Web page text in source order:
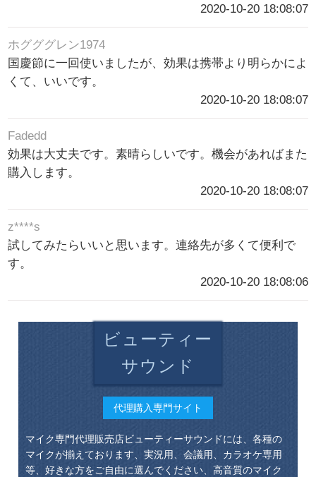
2020-10-20 18:08:07
ホグググレン1974
国慶節に一回使いましたが、効果は携帯より明らかによ
くて、いいです。
2020-10-20 18:08:07
Fadedd
効果は大丈夫です。素晴らしいです。機会があればまた
購入します。
2020-10-20 18:08:07
z****s
試してみたらいいと思います。連絡先が多くて便利で
す。
2020-10-20 18:08:06
ビューティー
サウンド
代理購入専門サイト
マイク専門代理販売店ビューティーサウンドには、各種の
マイクが揃えております、実況用、会議用、カラオケ専用
等、好きな方をご自由に選んでください、高音質のマイク